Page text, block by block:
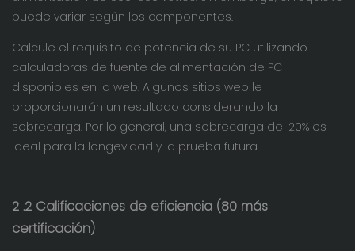
puede variar según los componentes.
Calcule el requisito de potencia de su PC utilizando
calculadoras de fuente de alimentación de PC
disponibles en la web. Algunos sitios web le
proporcionarán un resultado considerando la
sobrecarga. Por lo general, una sobrecarga del 20% es
ideal para la longevidad y la prueba futura.
2 .2 Calificaciones de eficiencia (80 más
certificación)